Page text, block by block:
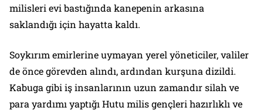
milisleri evi bastığında kanepenin arkasına
saklandığı için hayatta kaldı.
Soykırım emirlerine uymayan yerel yöneticiler, valiler
de önce görevden alındı, ardından kurşuna dizildi.
Kabuga gibi iş insanlarının uzun zamandır silah ve
para yardımı yaptığı Hutu milis gençleri hazırlıklı ve